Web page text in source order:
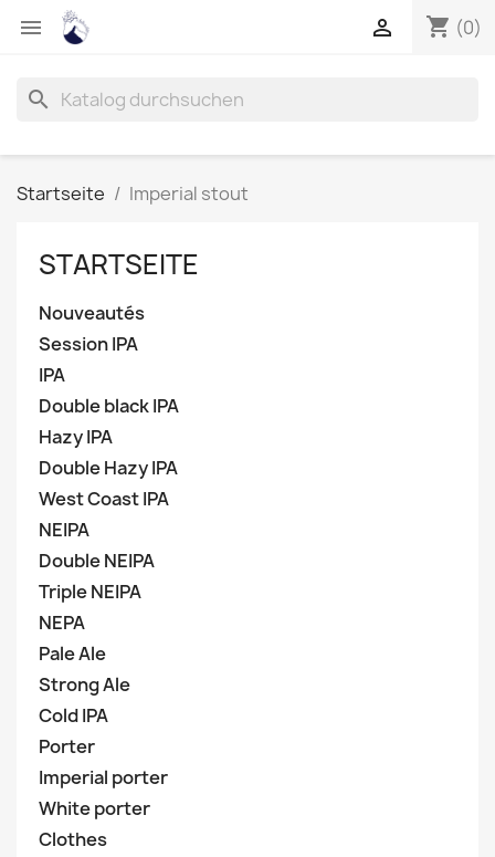
 shopping_cart (0)

search
Startseite Imperial stout
STARTSEITE
Nouveautés
Session IPA
IPA
Double black IPA
Hazy IPA
Double Hazy IPA
West Coast IPA
NEIPA
Double NEIPA
Triple NEIPA
NEPA
Pale Ale
Strong Ale
Cold IPA
Porter
Imperial porter
White porter
Clothes